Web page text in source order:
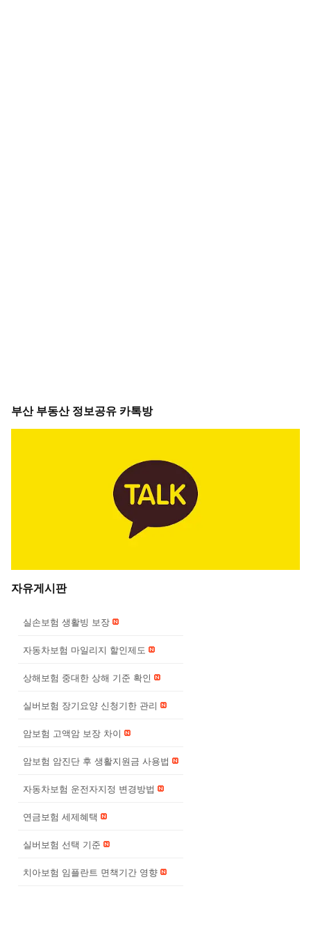
부산 부동산 정보공유 카톡방
자유게시판
실손보험 생활빙 보장
자동차보험 마일리지 할인제도
상해보험 중대한 상해 기준 확인
실버보험 장기요양 신청기한 관리
암보험 고액암 보장 차이
암보험 암진단 후 생활지원금 사용법
자동차보험 운전자지정 변경방법
연금보험 세제혜택
실버보험 선택 기준
치아보험 임플란트 면책기간 영향